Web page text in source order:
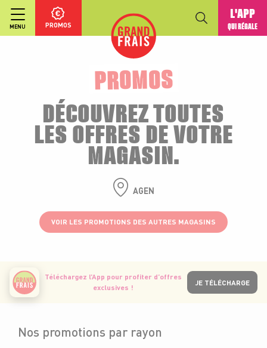
MENU PROMOS
L'APP
QUI RÉGALE
PROMOS
DÉCOUVREZ TOUTES
LES OFFRES DE VOTRE
MAGASIN.
AGEN
VOIR LES PROMOTIONS DES AUTRES MAGASINS
Téléchargez l’App pour profiter d’offres
exclusives !
JE TÉLÉCHARGE
Nos promotions par rayon